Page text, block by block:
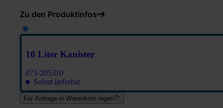
Zu den Produktinfos
10 Liter Kanister
073-205310
Sofort lieferbar
Für Anfrage in Warenkorb legen